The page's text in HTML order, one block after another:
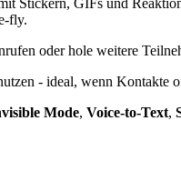
Stickern, GIFs und
fly.
oder hole weitere
- ideal, wenn Kontakte
Mode, Voice-to-Text,